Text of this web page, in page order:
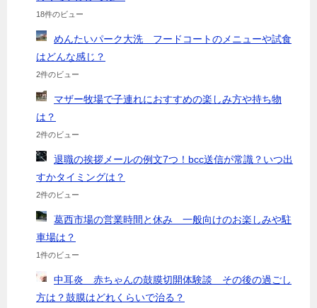
18件のビュー
めんたいパーク大洗 フードコートのメニューや試食
はどんな感じ？
2件のビュー
マザー牧場で子連れにおすすめの楽しみ方や持ち物
は？
2件のビュー
退職の挨拶メールの例文7つ！bcc送信が常識？いつ出
すかタイミングは？
2件のビュー
葛西市場の営業時間と休み 一般向けのお楽しみや駐
車場は？
1件のビュー
中耳炎 赤ちゃんの鼓膜切開体験談 その後の過ごし
方は？鼓膜はどれくらいで治る？